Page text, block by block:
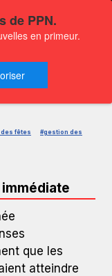
en
fêtes #gestion des
que les
atteindre
de PPN.
en primeur.